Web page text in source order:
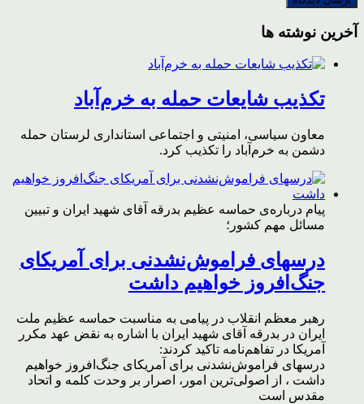
آخرین نوشته ها
تکذیب شایعات حمله به خرم‌آباد
معاون سیاسی، امنیتی و اجتماعی استانداری لرستان حمله
دشمن به خرم‌آباد را تکذیب کرد.
پیام درباره‌ی حماسه عظیم بدرقه آقای شهید ایران و تبیین
مسائل مهم کشور؛
درسهای فراموش‌نشدنی برای آمریکای
جنگ‌افروز خواهیم داشت
رهبر معظم انقلاب در پیامی به مناسبت حماسه عظیم ملت
ایران در بدرقه آقای شهید ایران با اشاره به نقض عهد مکرر
آمریکا در تفاهم‌نامه تاکید کردند:
درسهای فراموش‌نشدنی برای آمریکای جنگ‌افروز خواهیم
داشت ، از اصولی‌ترین امور، اصرار بر وحدت کلمه و اتحاد
مقدس است